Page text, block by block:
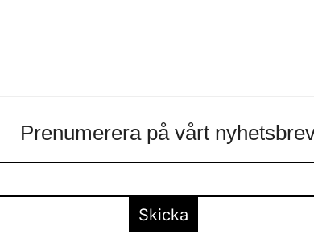
Prenumerera på vårt